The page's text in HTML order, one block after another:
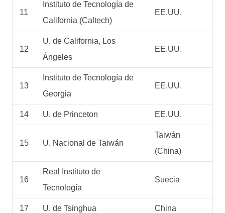
11
Instituto de Tecnología de
California (Caltech)
EE.UU.
12
U. de California, Los
Ángeles
EE.UU.
13
Instituto de Tecnología de
Georgia
EE.UU.
14 U. de Princeton EE.UU.
15 U. Nacional de Taiwán
Taiwán
(China)
16
Real Instituto de
Tecnología
Suecia
17 U. de Tsinghua China